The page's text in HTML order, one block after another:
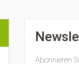
Abonnieren